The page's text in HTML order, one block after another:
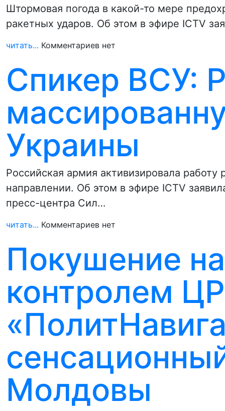
Штормовая погода в какой-то мере
ракетных ударов. Об этом в эфире ICTV
читать... Комментариев нет
Спикер ВСУ:
Украины
Российская армия активизировала
направлении. Об этом в эфире ICTV
пресс-центра Сил…
читать... Комментариев нет
Покушение
контролем
Молдовы